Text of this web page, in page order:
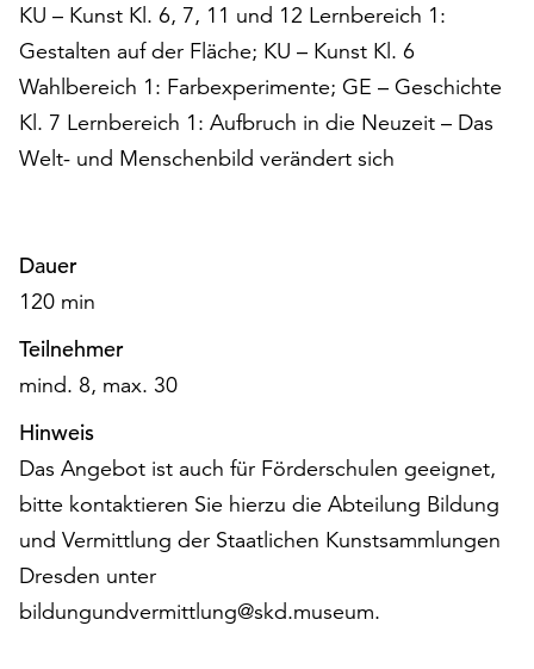
KU – Kunst Kl. 6, 7, 11 und 12 Lernbereich 1:
Gestalten auf der Fläche; KU – Kunst Kl. 6
Wahlbereich 1: Farbexperimente; GE – Geschichte
Kl. 7 Lernbereich 1: Aufbruch in die Neuzeit – Das
Welt- und Menschenbild verändert sich
Dauer
120 min
Teilnehmer
mind. 8, max. 30
Hinweis
Das Angebot ist auch für Förderschulen geeignet,
bitte kontaktieren Sie hierzu die Abteilung Bildung
und Vermittlung der Staatlichen Kunstsammlungen
Dresden unter
bildungundvermittlung@skd.museum.